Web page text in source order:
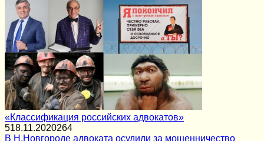
«Классификация российских адвокатов»
518.11.2020264
В Н.Новгороде адвоката осудили за мошенничество